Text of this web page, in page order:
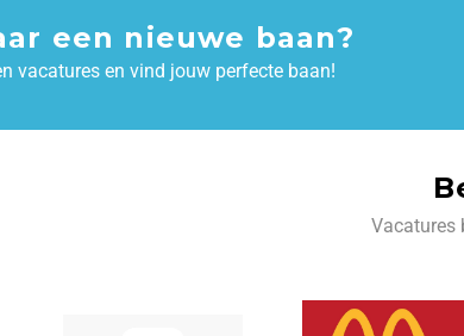
een nieuwe baan?
vacatures en vind jouw perfecte baan!
Vacatures